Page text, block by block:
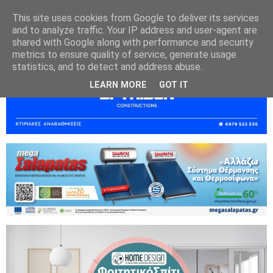
This site uses cookies from Google to deliver its services
and to analyze traffic. Your IP address and user-agent are
shared with Google along with performance and security
metrics to ensure quality of service, generate usage
statistics, and to detect and address abuse.
LEARN MORE GOT IT